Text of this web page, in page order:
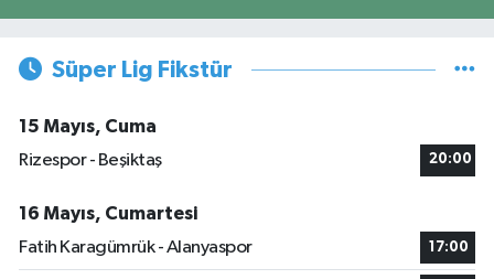
Süper Lig Fikstür
15 Mayıs, Cuma
Rizespor - Beşiktaş
20:00
16 Mayıs, Cumartesi
Fatih Karagümrük - Alanyaspor
17:00